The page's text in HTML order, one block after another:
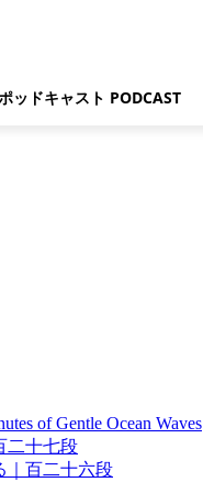
ッドキャスト PODCAST
of Gentle Ocean Waves
二十七段
｜百二十六段